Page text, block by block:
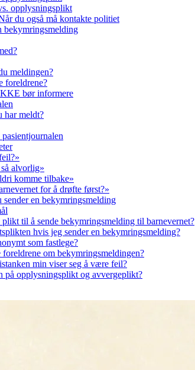
opplysningsplikt
du også må kontakte politiet
bekymringsmelding
meldingen?
foreldrene?
bør informere
har meldt?
alvorlig»
komme tilbake»
for å drøfte først?»
sender en bekymringsmelding
plikt til å sende bekymringsmelding til barnevernet?
hvis jeg sender en bekymringsmelding?
som fastlege?
om bekymringsmeldingen?
min viser seg å være feil?
på opplysningsplikt og avvergeplikt?